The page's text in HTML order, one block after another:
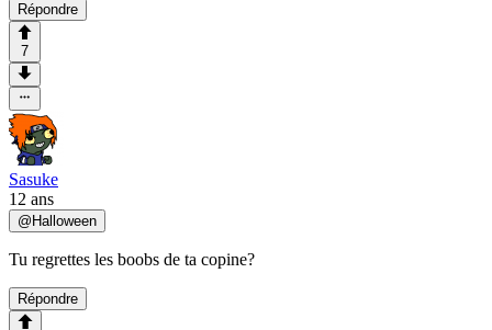
Répondre
7
Sasuke
12 ans
@ Halloween
Tu regrettes les boobs de ta copine?
Répondre